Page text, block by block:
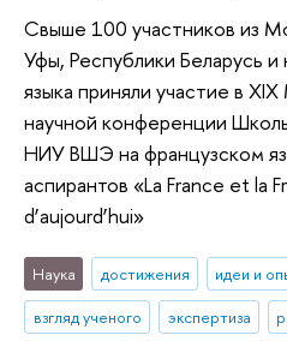
Свыше 100 участников из
Уфы, Республики Беларусь
языка приняли участие в
научной конференции
НИУ ВШЭ на французском
аспирантов «La France et la
d’aujourd’hui»
Наука достижения идеи и
взгляд ученого
экспертиза